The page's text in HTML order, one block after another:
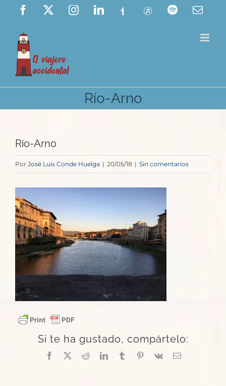
Saltar
contenido
Facebook InstagramLinkedIn
Ivoox ITunes Spotify
Río-Arno
Río-Arno
Por José Luis Conde Huelga | 20/05/18 | Sin comentarios
Si te ha gustado, compártelo:
Facebook
X RedditLinkedInTumblrPinterest
Vk
Correo